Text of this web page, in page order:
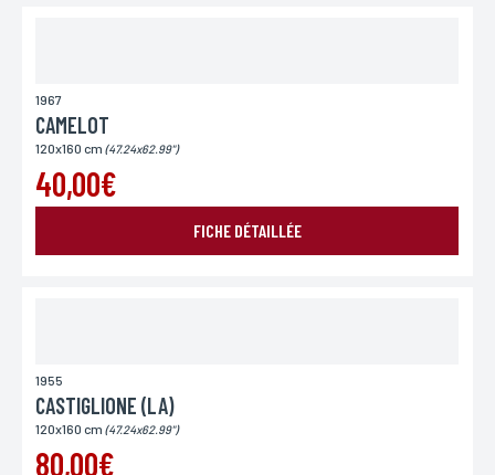
1967
CAMELOT
120x160 cm (47.24x62.99")
40,00€
FICHE DÉTAILLÉE
1955
CASTIGLIONE (LA)
120x160 cm (47.24x62.99")
80,00€